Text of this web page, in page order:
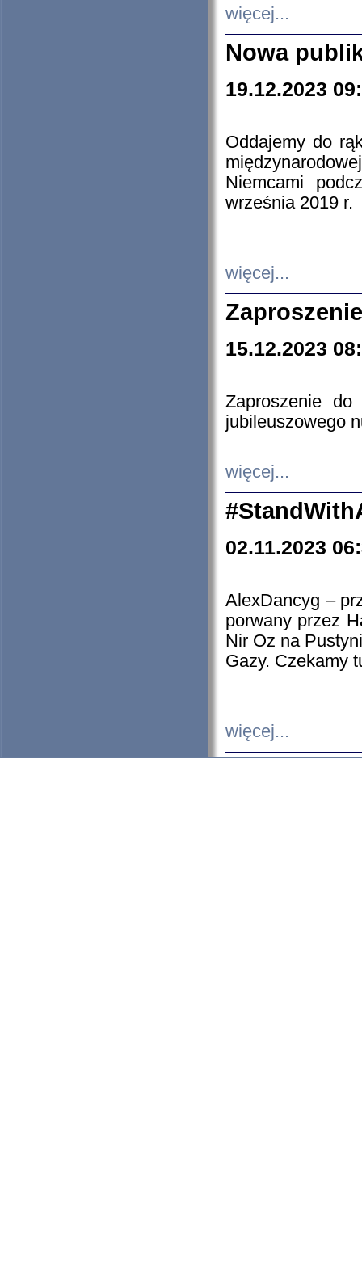
więcej...
Nowa
19.12.2023
Oddajemy do
Niemcami
września 2019 r.
więcej...
15.12.2023
Zaproszenie do
jubileuszowego
więcej...
02.11.2023
AlexDancyg –
porwany przez
Nir Oz na
Gazy. Czekamy
więcej...